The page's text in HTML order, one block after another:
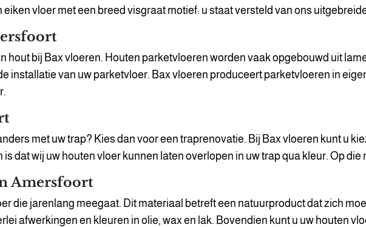
vloer met een breed visgraat motief: u staat versteld van ons
hout bij Bax vloeren. Houten parketvloeren worden vaak opgebouwd uit
installatie van uw parketvloer. Bax vloeren produceert parketvloeren in
met uw trap? Kies dan voor een traprenovatie. Bij Bax vloeren kunt u
dat wij uw houten vloer kunnen laten overlopen in uw trap qua kleur. Op
Amersfoort
die jarenlang meegaat. Dit materiaal betreft een natuurproduct dat zich
afwerkingen en kleuren in olie, wax en lak. Bovendien kunt u uw houten